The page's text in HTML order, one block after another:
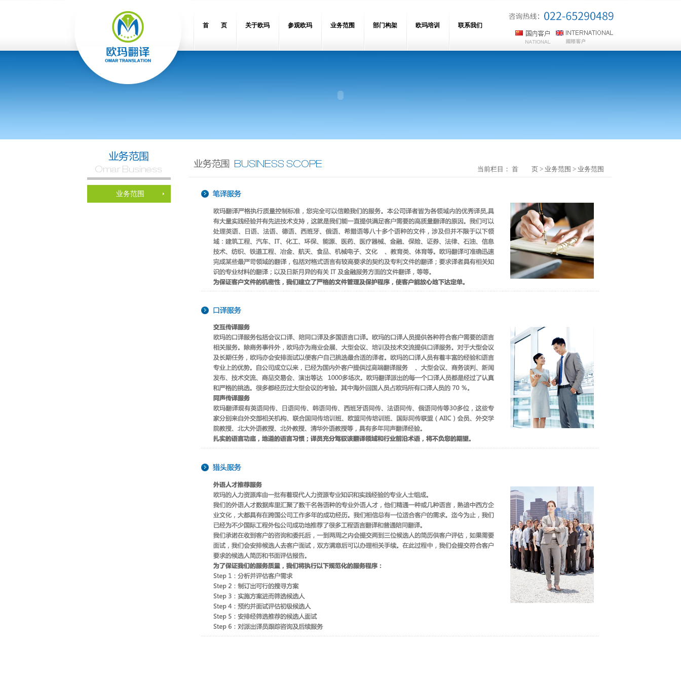
首 页 关于欧玛 参观欧玛 业务范围 部门构架 欧玛培训 联系我们
业务范围
当前栏目： 首 页 > 业务范围 > 业务范围